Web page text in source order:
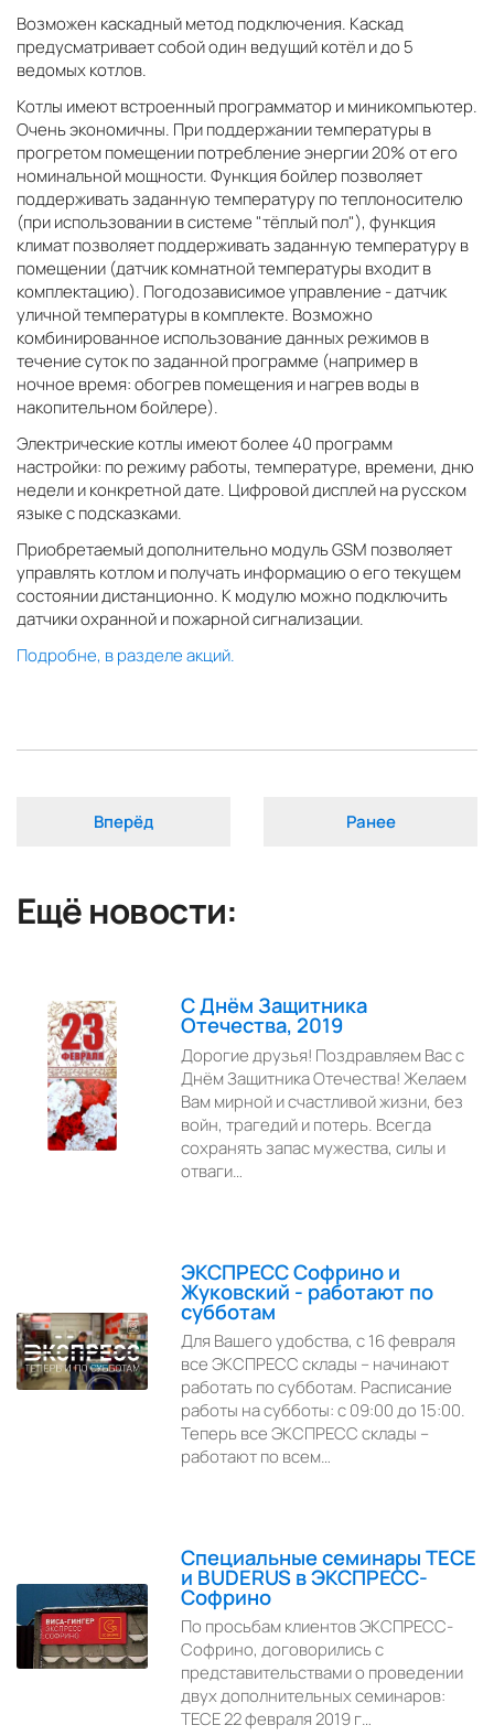
Возможен каскадный метод подключения. Каскад
предусматривает собой один ведущий котёл и до 5
ведомых котлов.
Котлы имеют встроенный программатор и миникомпьютер.
Очень экономичны. При поддержании температуры в
прогретом помещении потребление энергии 20% от его
номинальной мощности. Функция бойлер позволяет
поддерживать заданную температуру по теплоносителю
(при использовании в системе "тёплый пол"), функция
климат позволяет поддерживать заданную температуру в
помещении (датчик комнатной температуры входит в
комплектацию). Погодозависимое управление - датчик
уличной температуры в комплекте. Возможно
комбинированное использование данных режимов в
течение суток по заданной программе (например в
ночное время: обогрев помещения и нагрев воды в
накопительном бойлере).
Электрические котлы имеют более 40 программ
настройки: по режиму работы, температуре, времени, дню
недели и конкретной дате. Цифровой дисплей на русском
языке с подсказками.
Приобретаемый дополнительно модуль GSM позволяет
управлять котлом и получать информацию о его текущем
состоянии дистанционно. К модулю можно подключить
датчики охранной и пожарной сигнализации.
Подробне, в разделе акций.
Вперёд Ранее
Ещё новости:
С Днём Защитника
Отечества, 2019
Дорогие друзья! Поздравляем Вас с
Днём Защитника Отечества! Желаем
Вам мирной и счастливой жизни, без
войн, трагедий и потерь. Всегда
сохранять запас мужества, силы и
отваги…
ЭКСПРЕСС Софрино и
Жуковский - работают по
субботам
Для Вашего удобства, с 16 февраля
все ЭКСПРЕСС склады – начинают
работать по субботам. Расписание
работы на субботы: с 09:00 до 15:00.
Теперь все ЭКСПРЕСС склады –
работают по всем…
Специальные семинары TECE
и BUDERUS в ЭКСПРЕСС-
Софрино
По просьбам клиентов ЭКСПРЕСС-
Софрино, договорились с
представительствами о проведении
двух дополнительных семинаров:
TECE 22 февраля 2019 г…